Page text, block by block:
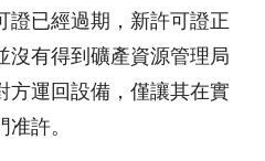
證已經過期，新許可證正
沒有得到礦產資源管理局
方運回設備，僅讓其在實
許。